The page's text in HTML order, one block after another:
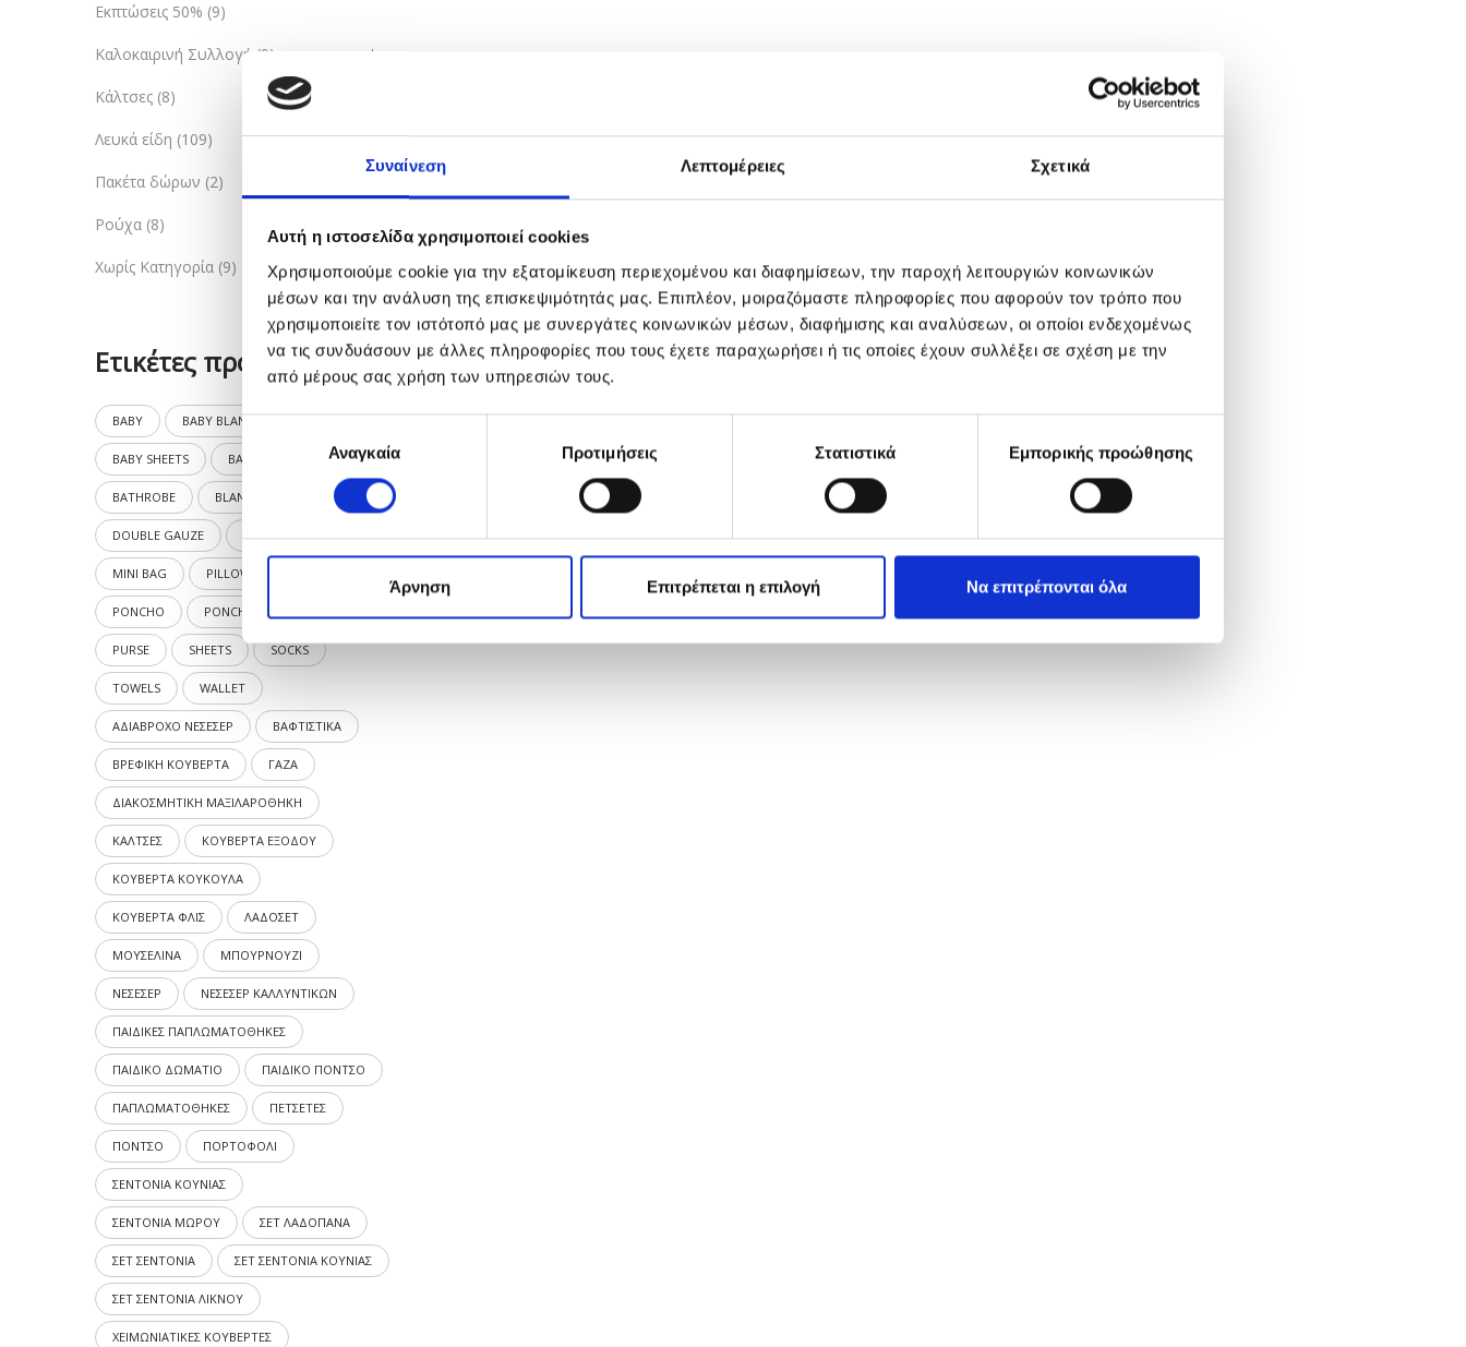
Συναίνεση Λεπτομέρειες Σχετικά
Αυτή η ιστοσελίδα χρησιμοποιεί cookies
Χρησιμοποιούμε cookie για την εξατομίκευση περιεχομένου και διαφημίσεων, την παροχή λειτουργιών κοινωνικών
μέσων και την ανάλυση της επισκεψιμότητάς μας. Επιπλέον, μοιραζόμαστε πληροφορίες που αφορούν τον τρόπο που
χρησιμοποιείτε τον ιστότοπό μας με συνεργάτες κοινωνικών μέσων, διαφήμισης και αναλύσεων, οι οποίοι ενδεχομένως
να τις συνδυάσουν με άλλες πληροφορίες που τους έχετε παραχωρήσει ή τις οποίες έχουν συλλέξει σε σχέση με την
από μέρους σας χρήση των υπηρεσιών τους.
Επιλογή
συγκατάθεσηςΑναγκαία Προτιμήσεις Στατιστικά Εμπορικής προώθησης
Άρνηση Επιτρέπεται η επιλογή Να επιτρέπονται όλα
Εκπτώσεις 50% (9)
Καλοκαιρινή Συλλογή (9)
Κάλτσες (8)
Λευκά είδη (109)
Πακέτα δώρων (2)
Ρούχα (8)
Χωρίς Κατηγορία (9)
Ετικέτες προϊόντος
BABY BABY BLANKET
BABY SHEETS BAPTISM
BATHROBE BLANKET
DOUBLE GAUZE DÉCOR
MINI BAG PILLOW CASE
PONCHO PONCHO TOWEL
PURSE SHEETS SOCKS
TOWELS WALLET
ΑΔΙΑΒΡΟΧΟ ΝΕΣΕΣΕΡ ΒΑΦΤΙΣΤΙΚΑ
ΒΡΕΦΙΚΗ ΚΟΥΒΕΡΤΑ ΓΑΖΑ
ΔΙΑΚΟΣΜΗΤΙΚΗ ΜΑΞΙΛΑΡΟΘΗΚΗ
ΚΑΛΤΣΕΣ ΚΟΥΒΕΡΤΑ ΕΞΟΔΟΥ
ΚΟΥΒΕΡΤΑ ΚΟΥΚΟΥΛΑ
ΚΟΥΒΕΡΤΑ ΦΛΙΣ ΛΑΔΟΣΕΤ
ΜΟΥΣΕΛΙΝΑ ΜΠΟΥΡΝΟΥΖΙ
ΝΕΣΕΣΕΡ ΝΕΣΕΣΕΡ ΚΑΛΛΥΝΤΙΚΩΝ
ΠΑΙΔΙΚΕΣ ΠΑΠΛΩΜΑΤΟΘΗΚΕΣ
ΠΑΙΔΙΚΟ ΔΩΜΑΤΙΟ ΠΑΙΔΙΚΟ ΠΟΝΤΣΟ
ΠΑΠΛΩΜΑΤΟΘΗΚΕΣ ΠΕΤΣΕΤΕΣ
ΠΟΝΤΣΟ ΠΟΡΤΟΦΟΛΙ
ΣΕΝΤΟΝΙΑ ΚΟΥΝΙΑΣ
ΣΕΝΤΟΝΙΑ ΜΩΡΟΥ ΣΕΤ ΛΑΔΟΠΑΝΑ
ΣΕΤ ΣΕΝΤΟΝΙΑ ΣΕΤ ΣΕΝΤΟΝΙΑ ΚΟΥΝΙΑΣ
ΣΕΤ ΣΕΝΤΟΝΙΑ ΛΙΚΝΟΥ
ΧΕΙΜΩΝΙΑΤΙΚΕΣ ΚΟΥΒΕΡΤΕΣ